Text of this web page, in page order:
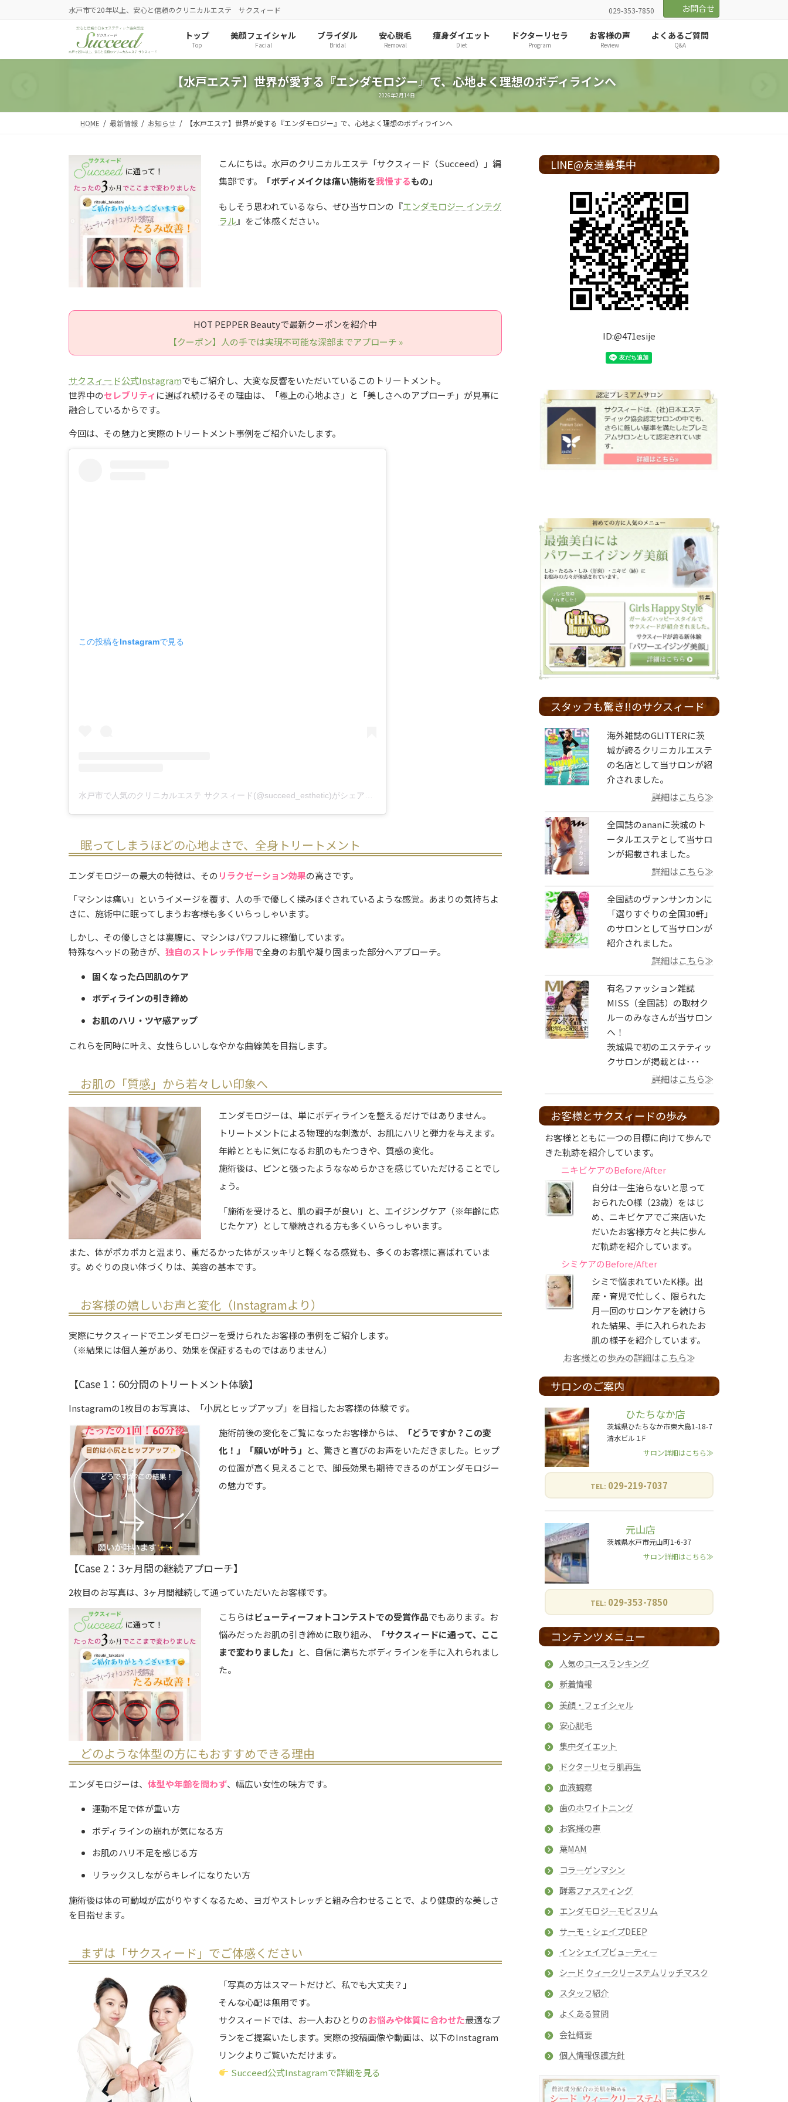
ン
ス
ー
ン
水戸市で20年以上、安心と信頼のクリニカルエステ サクスィード 029-353-7850 お問合せ
トップ
Top
美顔フェイシャル
Facial
ブライダル
Bridal
安心脱毛
Removal
痩身ダイエット
Diet
ドクターリセラ
Program
お客様の声
Review
よくあるご質問
Q&A
【水戸エステ】世界が愛する『エンダモロジー』で、心地よく理想のボディラインへ
2026年2月14日
HOME 最新情報 お知らせ 【水戸エステ】世界が愛する『エンダモロジー』で、心地よく理想のボディラインへ
こんにちは。水戸のクリニカルエステ「サクスィード（Succeed）」編
集部です。
「ボディメイクは痛い施術を我慢するもの」
もしそう思われているなら、ぜひ当サロンの『エンダモロジー インテグ
ラル』をご体感ください。
HOT PEPPER Beautyで最新クーポンを紹介中
【クーポン】人の手では実現不可能な深部までアプローチ »
サクスィード公式Instagramでもご紹介し、大変な反響をいただいているこのトリートメント。
世界中のセレブリティ に選ばれ続けるその理由は、「極上の心地よさ」と「美しさへのアプローチ」が見事に
融合しているからです。
今回は、その魅力と実際のトリートメント事例をご紹介いたします。
この投稿をInstagramで見る
眠ってしまうほどの心地よさで、 全身トリートメント
エンダモロジーの最大の特徴は、そのリラクゼーション効果の高さです。
「マシンは痛い」というイメージを覆す、人の手で優しく揉みほぐされているような感覚。あまりの気持ちよ
さに、施術中に眠ってしまうお客様も多くいらっしゃいます。
しかし、その優しさとは裏腹に、マシンはパワフルに稼働しています。
特殊なヘッドの動きが、 独自のストレッチ作用で全身のお肌や凝り固まった部分へアプローチ。
固くなった凸凹肌のケア
ボディラインの引き締め
お肌のハリ・ツヤ感アップ
これらを同時に叶え、女性らしいしなやかな曲線美を目指します。
お肌の「質感」から若々しい印象へ
エンダモロジーは、単にボディラインを整えるだけではありません。
トリートメントによる物理的な刺激が、お肌にハリと弾力を与えます。
年齢とともに気になるお肌のもたつきや、質感の変化。
施術後は、ピンと張ったようななめらかさを感じていただけることでし
ょう。
「施術を受けると、肌の調子が良い」と、エイジングケア（※年齢に応
じたケア）として継続される方も多くいらっしゃいます。
また、体がポカポカと温まり、重だるかった体がスッキリと軽くなる感覚も、多くのお客様に喜ばれていま
す。めぐりの良い体づくりは、美容の基本です。
お客様の嬉しいお声と変化（Instagramより）
実際にサクスィードでエンダモロジーを受けられたお客様の事例をご紹介します。
（※結果には個人差があり、効果を保証するものではありません）
【Case 1：60分間のトリートメント体験】
Instagramの1枚目のお写真は、「小尻とヒップアップ」を目指したお客様の体験です。
施術前後の変化をご覧になったお客様からは、
「どうですか？この変
化！」「願いが叶う」 と、驚きと喜びのお声をいただきました。ヒップ
の位置が高く見えることで、脚長効果も期待できるのがエンダモロジー
の魅力です。
【Case 2：3ヶ月間の継続アプローチ】
2枚目のお写真は、3ヶ月間継続して通っていただいたお客様です。
こちらはビューティーフォトコンテストでの受賞作品でもあります。お
悩みだったお肌の引き締めに取り組み、
「サクスィードに通って、ここ
まで変わりました」 と、自信に満ちたボディラインを手に入れられまし
た。
どのような体型の方にもおすすめできる理由
エンダモロジーは、 体型や年齢を問わず、幅広い女性の味方です。
運動不足で体が重い方
ボディラインの崩れが気になる方
お肌のハリ不足を感じる方
リラックスしながらキレイになりたい方
施術後は体の可動域が広がりやすくなるため、ヨガやストレッチと組み合わせることで、より健康的な美しさ
を目指せます。
まずは「サクスィード」でご体感ください
「写真の方はスマートだけど、私でも大丈夫？」
そんな心配は無用です。
サクスィードでは、お一人おひとりのお悩みや体質に合わせた最適なプ
ランをご提案いたします。実際の投稿画像や動画は、以下のInstagram
リンクよりご覧いただけます。
Succeed公式Instagramで詳細を見る
LINE@友達募集中
ID:@471esije
スタッフも驚き!!のサクスィード
海外雑誌のGLITTERに茨
城が誇るクリニカルエステ
の名店として当サロンが紹
介されました。
詳細はこちら≫
全国誌のananに茨城のト
ータルエステとして当サロ
ンが掲載されました。
詳細はこちら≫
全国誌のヴァンサンカンに
「選りすぐりの全国30軒」
のサロンとして当サロンが
紹介されました。
詳細はこちら≫
有名ファッション雑誌
MISS（全国誌）の取材ク
ルーのみなさんが当サロン
へ！
茨城県で初のエステティッ
クサロンが掲載とは･･･
詳細はこちら≫
お客様とサクスィードの歩み
お客様とともに一つの目標に向けて歩んで
きた軌跡を紹介しています。
ニキビケアのBefore/After
自分は一生治らないと思って
おられたO様（23歳）をはじ
め、ニキビケアでご来店いた
だいたお客様方々と共に歩ん
だ軌跡を紹介しています。
シミケアのBefore/After
シミで悩まれていたK様。出
産・育児で忙しく、限られた
月一回のサロンケアを続けら
れた結果、手に入れられたお
肌の様子を紹介しています。
お客様との歩みの詳細はこちら≫
サロンのご案内
ひたちなか店
茨城県ひたちなか市東大島1-18-7
清水ビル１F
サロン詳細はこちら≫
TEL: 029-219-7037
元山店
茨城県水戸市元山町1-6-37
サロン詳細はこちら≫
TEL: 029-353-7850
コンテンツメニュー
人気のコースランキング
新着情報
美顔・フェイシャル
安心脱毛
集中ダイエット
ドクターリセラ肌再生
血液観察
歯のホワイトニング
お客様の声
葉MAM
コラーゲンマシン
酵素ファスティング
エンダモロジーモビスリム
サーモ・シェイプDEEP
インシェイプビューティー
シード ウィークリーステムリッチマスク
スタッフ紹介
よくある質問
会社概要
個人情報保護方針